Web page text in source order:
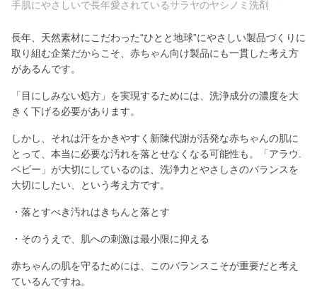
手肌にやさしいで長年愛されているサラヤのヤシノミ洗剤
長年、天然素材にこだわった“ひとと地球”にやさしい製品づくりに
取り組む企業だからこそ、赤ちゃん向け製品にも一貫した考え方
があるんです。
「目にしみない処方」を実現するためには、洗浄成分の濃度を大
きく下げる必要があります。
しかし、それは汗をかきやすく新陳代謝が活発な赤ちゃんの肌に
とって、本当に必要な汚れを落とせなくなる可能性も。「アラウ.
ベビー」が大切にしているのは、洗浄力とやさしさのバランスを
大切にしたい、という考え方です。
・落とすべき汚れはきちんと落とす
・そのうえで、肌への刺激は最小限に抑える
赤ちゃんの肌を守るためには、このバランスこそが重要だと考え
ているんですね。